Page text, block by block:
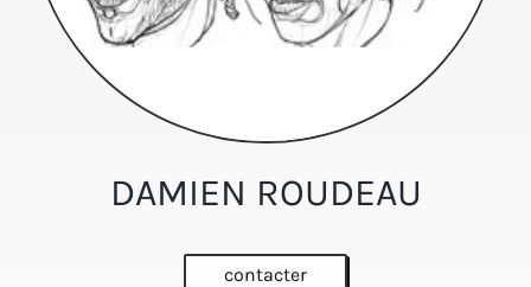
DAMIEN ROUDEAU
contacter